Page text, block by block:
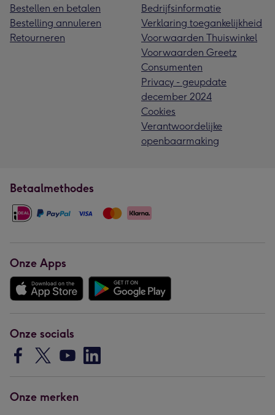
Bestellen en betalen
Bestelling annuleren
Retourneren
Bedrijfsinformatie
Verklaring toegankelijkheid
Voorwaarden Thuiswinkel
Voorwaarden Greetz
Consumenten
Privacy - geupdate
december 2024
Cookies
Verantwoordelijke
openbaarmaking
Betaalmethodes
Onze Apps
Onze socials
Onze merken